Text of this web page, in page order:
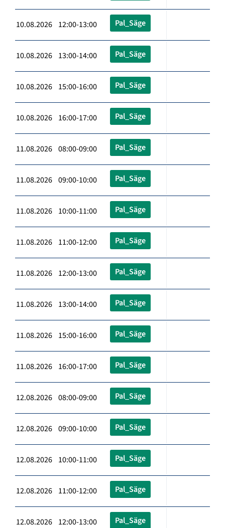
10.08.2026 12:00-13:00 Pal_Säge
10.08.2026 13:00-14:00 Pal_Säge
10.08.2026 15:00-16:00 Pal_Säge
10.08.2026 16:00-17:00 Pal_Säge
11.08.2026 08:00-09:00 Pal_Säge
11.08.2026 09:00-10:00 Pal_Säge
11.08.2026 10:00-11:00 Pal_Säge
11.08.2026 11:00-12:00 Pal_Säge
11.08.2026 12:00-13:00 Pal_Säge
11.08.2026 13:00-14:00 Pal_Säge
11.08.2026 15:00-16:00 Pal_Säge
11.08.2026 16:00-17:00 Pal_Säge
12.08.2026 08:00-09:00 Pal_Säge
12.08.2026 09:00-10:00 Pal_Säge
12.08.2026 10:00-11:00 Pal_Säge
12.08.2026 11:00-12:00 Pal_Säge
12.08.2026 12:00-13:00 Pal_Säge